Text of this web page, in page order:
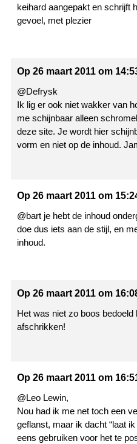
keihard aangepakt en schrijft
gevoel, met plezier
Op 26 maart 2011 om
@Defrysk
Ik lig er ook niet wakker van
me schijnbaar alleen
deze site. Je wordt hier
vorm en niet op de inhoud.
Op 26 maart 2011 om
@bart je hebt de inhoud
doe dus iets aan de stijl, en
inhoud.
Op 26 maart 2011 om
Het was niet zo boos bedoeld
afschrikken!
Op 26 maart 2011 om
@Leo Lewin,
Nou had ik me net toch een
geflanst, maar ik dacht “laat
eens gebruiken voor het te